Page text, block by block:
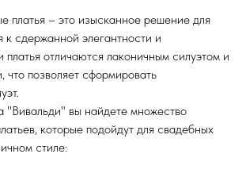
платья – это изысканное решение для
к сдержанной элегантности и
платья отличаются лаконичным силуэтом и
что позволяет сформировать
"Вивальди" вы найдете множество
которые подойдут для свадебных
стиле: